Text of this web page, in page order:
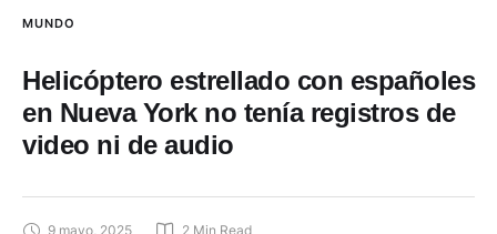
MUNDO
Helicóptero estrellado con españoles
en Nueva York no tenía registros de
video ni de audio
9 mayo, 2025 2 Min Read